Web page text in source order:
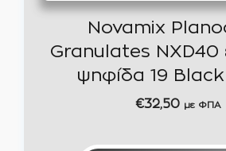
Novamix
Granulates NXD40
ψηφίδα 19 Black
€32,50 με ΦΠΑ